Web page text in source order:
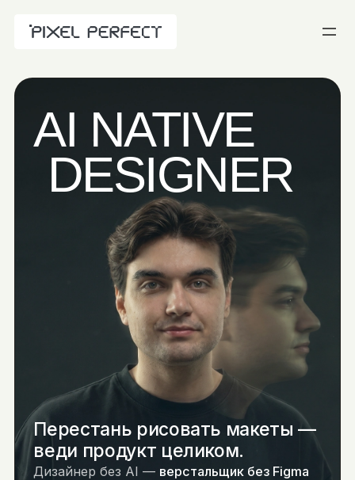
AI NATIVE
DESIGNER
Перестань рисовать макеты —
веди продукт целиком.
Дизайнер без AI — верстальщик без Figma